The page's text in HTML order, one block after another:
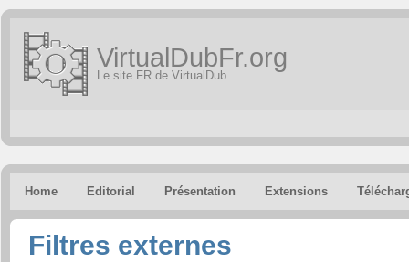
VirtualDubFr.org
Le site FR de VirtualDub
Home Editorial Présentation Extensions
Filtres externes